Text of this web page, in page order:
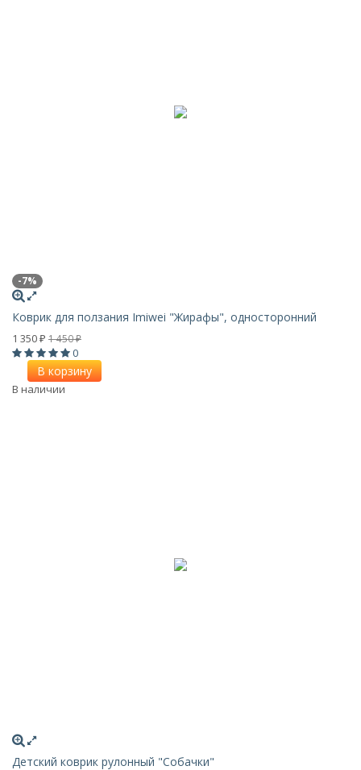
-7%
Коврик для ползания Imiwei "Жирафы", односторонний
1 350 ₽ 1 450₽
0
В корзину
В наличии
Детский коврик рулонный "Собачки"